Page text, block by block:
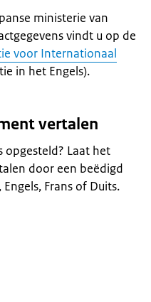
ministerie van
vindt u op de
voor Internationaal
in het Engels).
vertalen
opgesteld? Laat het
door een beëdigd
Frans of Duits.